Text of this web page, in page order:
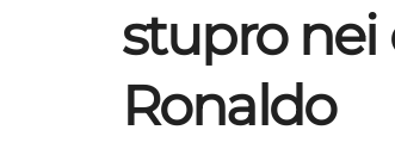
stupro nei
Ronaldo